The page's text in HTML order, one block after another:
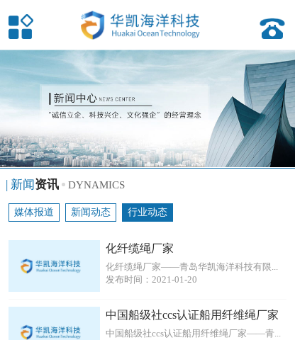
| 新闻资讯 DYNAMICS
媒体报道 新闻动态 行业动态
化纤缆绳厂家
化纤缆绳厂家——青岛华凯海洋科技有限...
发布时间：2021-01-20
中国船级社ccs认证船用纤维绳厂家
中国船级社ccs认证船用纤维绳厂家——青...